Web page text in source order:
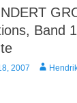
Band
2007 Autor